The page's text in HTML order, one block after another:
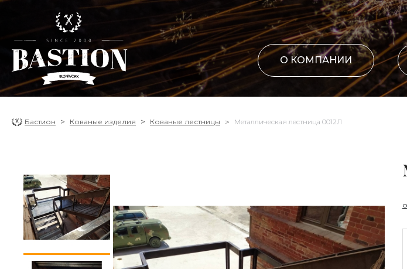
О КОМПАНИИ
Бастион Кованые изделия Кованые лестницы Металлическая лестница 0012Л